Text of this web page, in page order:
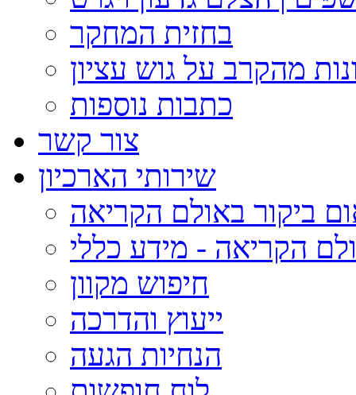
בחזית המחקר
מהקרב על גוש עציון
כתבות נוספות
צור קשר
שירותי הארכיון
ביקור באולם הקריאה
הקריאה - מידע כללי
חיפוש מקוון
ייעוץ והדרכה
הנחיות הגעה